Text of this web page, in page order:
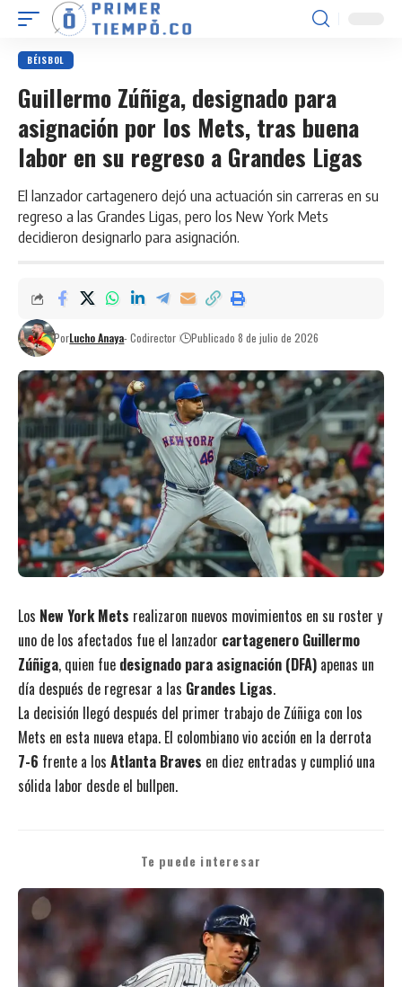
BÉISBOL
Guillermo Zúñiga, designado para
asignación por los Mets, tras buena
labor en su regreso a Grandes Ligas
El lanzador cartagenero dejó una actuación sin carreras en su
regreso a las Grandes Ligas, pero los New York Mets
decidieron designarlo para asignación.
PorLucho Anaya- Codirector Publicado 8 de julio de 2026
Los New York Mets realizaron nuevos movimientos en su roster y
uno de los afectados fue el lanzador cartagenero Guillermo
Zúñiga, quien fue designado para asignación (DFA) apenas un
día después de regresar a las Grandes Ligas.
La decisión llegó después del primer trabajo de Zúñiga con los
Mets en esta nueva etapa. El colombiano vio acción en la derrota
7-6 frente a los Atlanta Braves en diez entradas y cumplió una
sólida labor desde el bullpen.
Te puede interesar